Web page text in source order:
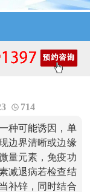
714
种可能诱因，单
边界清晰或边缘
量元素，免疫功
减退病若检查结
补锌，同时结合